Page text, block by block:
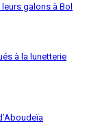
galons à Bol
à la lunetterie